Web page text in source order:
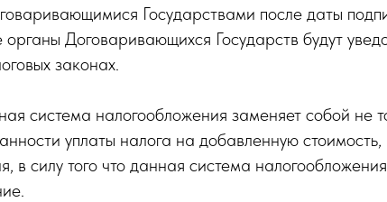
Государствами после даты
Договаривающихся Государств будут
законах.
система налогообложения заменяет собой не
уплаты налога на добавленную
в силу того что данная система